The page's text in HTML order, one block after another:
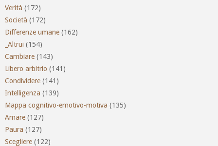
Verità (172)
Società (172)
Differenze umane (162)
_Altrui (154)
Cambiare (143)
Libero arbitrio (141)
Condividere (141)
Intelligenza (139)
Mappa cognitivo-emotivo-motiva (135)
Amare (127)
Paura (127)
Scegliere (122)